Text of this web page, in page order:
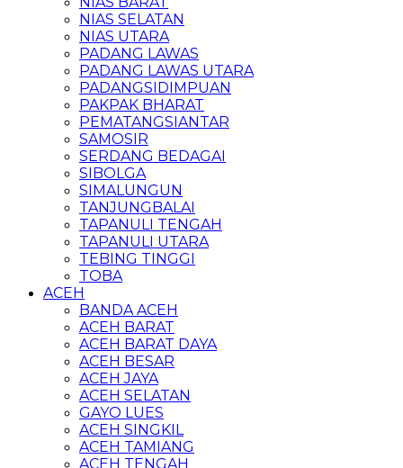
NIAS SELATAN
NIAS UTARA
PADANG LAWAS
PADANG LAWAS UTARA
PADANGSIDIMPUAN
PAKPAK BHARAT
PEMATANGSIANTAR
SAMOSIR
SERDANG BEDAGAI
SIBOLGA
SIMALUNGUN
TANJUNGBALAI
TAPANULI TENGAH
TAPANULI UTARA
TEBING TINGGI
TOBA
ACEH
BANDA ACEH
ACEH BARAT
ACEH BARAT DAYA
ACEH BESAR
ACEH JAYA
ACEH SELATAN
GAYO LUES
ACEH SINGKIL
ACEH TAMIANG
ACEH TENGAH